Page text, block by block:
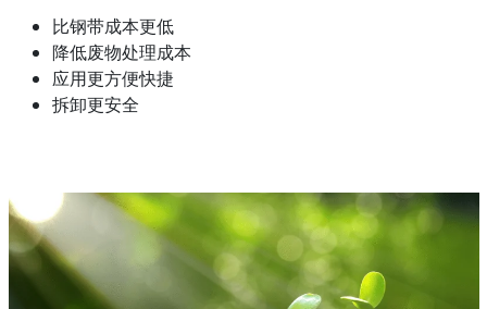
比钢带成本更低
降低废物处理成本
应用更方便快捷
拆卸更安全